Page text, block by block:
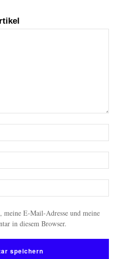
meine E-Mail-Adresse und meine
in diesem Browser.